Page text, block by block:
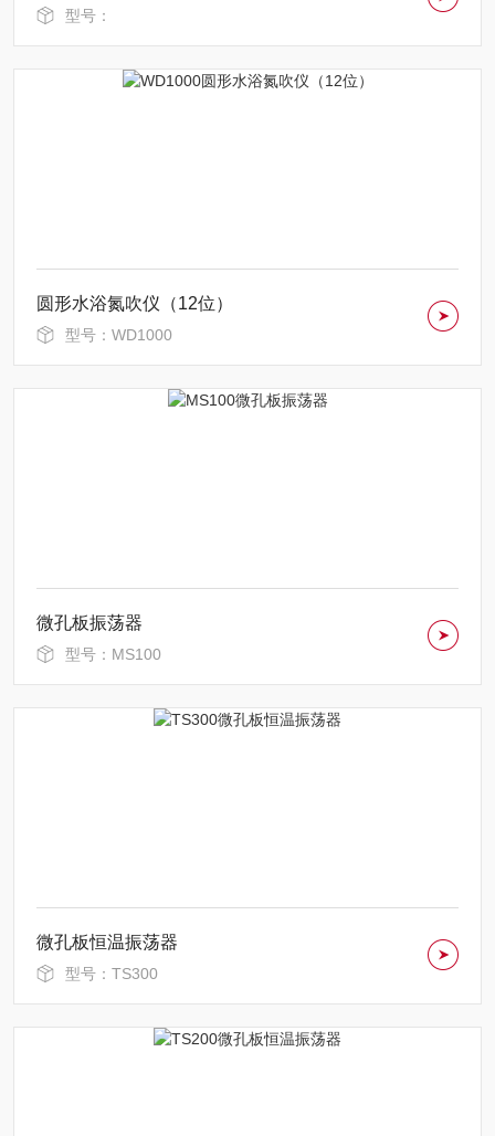
型号：
圆形水浴氮吹仪（12位）
型号：WD1000
微孔板振荡器
型号：MS100
微孔板恒温振荡器
型号：TS300